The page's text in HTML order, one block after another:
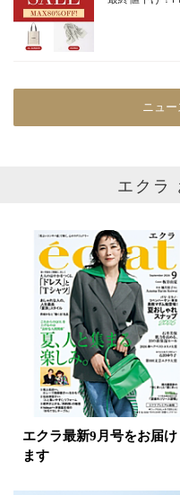
ニュ
エクラ
エクラ最新9月号をお届け
ます